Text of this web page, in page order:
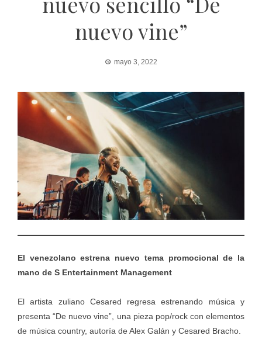
nuevo vine”
mayo 3, 2022
El venezolano estrena nuevo tema promocional de la
mano de S Entertainment Management
El artista zuliano Cesared regresa estrenando música y
presenta “De nuevo vine”, una pieza pop/rock con elementos
de música country, autoría de Alex Galán y Cesared Bracho.